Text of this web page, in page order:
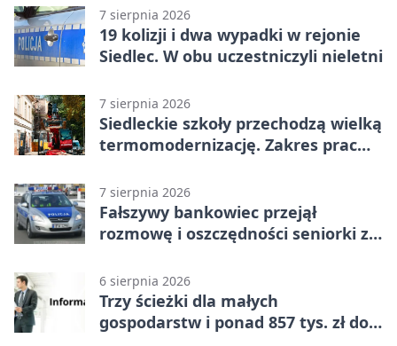
7 sierpnia 2026
19 kolizji i dwa wypadki w rejonie
Siedlec. W obu uczestniczyli nieletni
7 sierpnia 2026
Siedleckie szkoły przechodzą wielką
termomodernizację. Zakres prac
7 sierpnia 2026
Fałszywy bankowiec przejął
rozmowę i oszczędności seniorki z
6 sierpnia 2026
Trzy ścieżki dla małych
gospodarstw i ponad 857 tys. zł do